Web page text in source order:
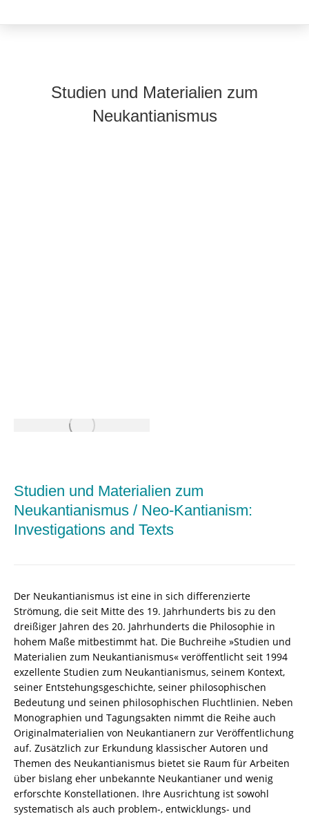
Studien und Materialien zum
Neukantianismus
Studien und Materialien zum
Neukantianismus / Neo-Kantianism:
Investigations and Texts
Der Neukantianismus ist eine in sich differenzierte
Strömung, die seit Mitte des 19. Jahrhunderts bis zu den
dreißiger Jahren des 20. Jahrhunderts die Philosophie in
hohem Maße mitbestimmt hat. Die Buchreihe »Studien und
Materialien zum Neukantianismus« veröffentlicht seit 1994
exzellente Studien zum Neukantianismus, seinem Kontext,
seiner Entstehungsgeschichte, seiner philosophischen
Bedeutung und seinen philosophischen Fluchtlinien. Neben
Monographien und Tagungsakten nimmt die Reihe auch
Originalmaterialien von Neukantianern zur Veröffentlichung
auf. Zusätzlich zur Erkundung klassischer Autoren und
Themen des Neukantianismus bietet sie Raum für Arbeiten
über bislang eher unbekannte Neukantianer und wenig
erforschte Konstellationen. Ihre Ausrichtung ist sowohl
systematisch als auch problem-, entwicklungs- und